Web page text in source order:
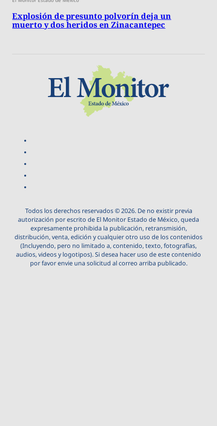
Explosión de presunto polvorín deja un
muerto y dos heridos en Zinacantepec
Todos los derechos reservados © 2026. De no existir previa
autorización por escrito de El Monitor Estado de México, queda
expresamente prohibida la publicación, retransmisión,
distribución, venta, edición y cualquier otro uso de los contenidos
(Incluyendo, pero no limitado a, contenido, texto, fotografías,
audios, videos y logotipos). Si desea hacer uso de este contenido
por favor envie una solicitud al correo arriba publicado.